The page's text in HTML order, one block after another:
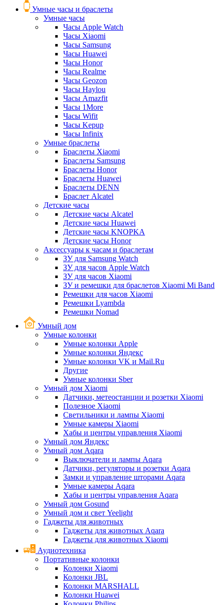
Умные часы и браслеты
Умные часы
Часы Apple Watch
Часы Xiaomi
Часы Samsung
Часы Huawei
Часы Honor
Часы Realme
Часы Geozon
Часы Haylou
Часы Amazfit
Часы 1More
Часы Wifit
Часы Kepup
Часы Infinix
Умные браслеты
Браслеты Xiaomi
Браслеты Samsung
Браслеты Honor
Браслеты Huawei
Браслеты DENN
Браслет Alcatel
Детские часы
Детские часы Alcatel
Детские часы Huawei
Детские часы KNOPKA
Детские часы Honor
Аксессуары к часам и браслетам
ЗУ для Samsung Watch
ЗУ для часов Apple Watch
ЗУ для часов Xiaomi
ЗУ и ремешки для браслетов Xiaomi Mi Band
Ремешки для часов Xiaomi
Ремешки Lyambda
Ремешки Nomad
Умный дом
Умные колонки
Умные колонки Apple
Умные колонки Яндекс
Умные колонки VK и Mail.Ru
Другие
Умные колонки Sber
Умный дом Xiaomi
Датчики, метеостанции и розетки Xiaomi
Полезное Xiaomi
Светильники и лампы Xiaomi
Умные камеры Xiaomi
Хабы и центры управления Xiaomi
Умный дом Яндекс
Умный дом Aqara
Выключатели и лампы Aqara
Датчики, регуляторы и розетки Aqara
Замки и управление шторами Aqara
Умные камеры Aqara
Хабы и центры управления Aqara
Умный дом Gosund
Умный дом и свет Yeelight
Гаджеты для животных
Гаджеты для животных Aqara
Гаджеты для животных Xiaomi
Аудиотехника
Портативные колонки
Колонки Xiaomi
Колонки JBL
Колонки MARSHALL
Колонки Huawei